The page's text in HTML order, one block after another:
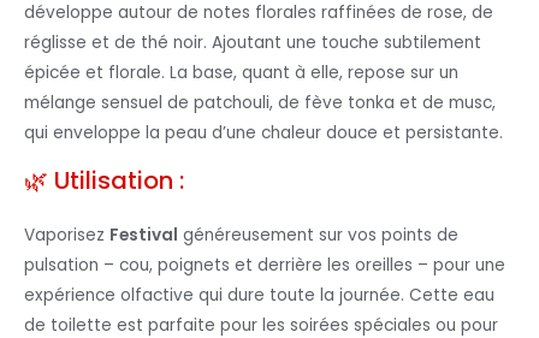
développe autour de notes florales raffinées de rose, de
réglisse et de thé noir. Ajoutant une touche subtilement
épicée et florale. La base, quant à elle, repose sur un
mélange sensuel de patchouli, de fève tonka et de musc,
qui enveloppe la peau d’une chaleur douce et persistante.
🌿 Utilisation :
Vaporisez Festival généreusement sur vos points de
pulsation – cou, poignets et derrière les oreilles – pour une
expérience olfactive qui dure toute la journée. Cette eau
de toilette est parfaite pour les soirées spéciales ou pour